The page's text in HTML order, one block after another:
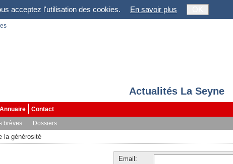
acceptez l'utilisation des cookies. En savoir plus
Actualités La Seyne
Annuaire
Contact
brèves Dossiers
la générosité
Email: